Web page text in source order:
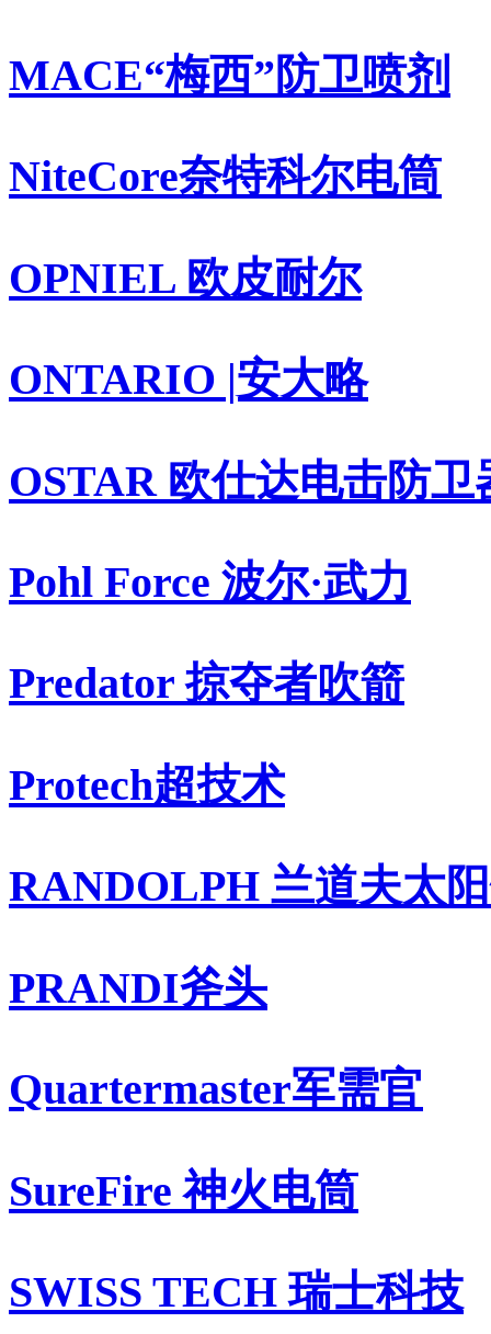
MACE“梅西”防卫喷剂
NiteCore奈特科尔电筒
OPNIEL 欧皮耐尔
ONTARIO |安大略
OSTAR 欧仕达电击防卫
Pohl Force 波尔·武力
Predator 掠夺者吹箭
Protech超技术
RANDOLPH 兰道夫太
PRANDI斧头
Quartermaster军需官
SureFire 神火电筒
SWISS TECH 瑞士科技